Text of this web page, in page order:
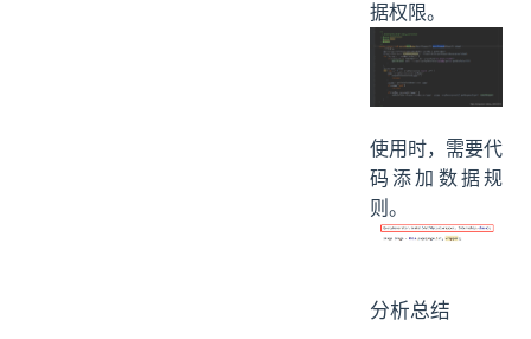
据权限。
使用时，需要代
码添加数据规
则。
分析总结